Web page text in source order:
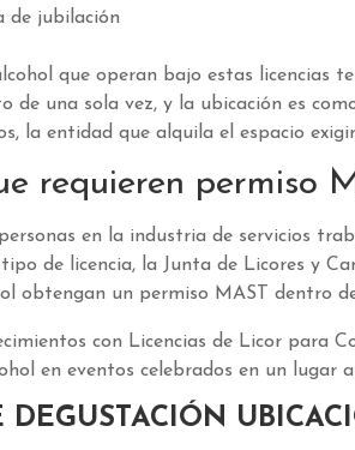
de jubilación
que operan bajo estas licencias
de una sola vez, y la ubicación es
la entidad que alquila el espacio
requieren permiso
en la industria de servicios
de licencia, la Junta de Licores y
obtengan un permiso MAST dentro
con Licencias de Licor para
en eventos celebrados en un lugar
DEGUSTACIÓN